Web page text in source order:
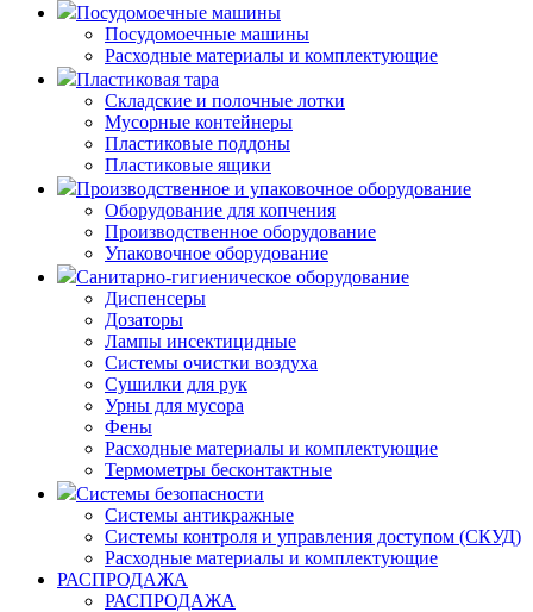
Посудомоечные машины
Посудомоечные машины
Расходные материалы и комплектующие
Пластиковая тара
Складские и полочные лотки
Мусорные контейнеры
Пластиковые поддоны
Пластиковые ящики
Производственное и упаковочное оборудование
Оборудование для копчения
Производственное оборудование
Упаковочное оборудование
Санитарно-гигиеническое оборудование
Диспенсеры
Дозаторы
Лампы инсектицидные
Системы очистки воздуха
Сушилки для рук
Урны для мусора
Фены
Расходные материалы и комплектующие
Термометры бесконтактные
Системы безопасности
Системы антикражные
Системы контроля и управления доступом (СКУД)
Расходные материалы и комплектующие
РАСПРОДАЖА
РАСПРОДАЖА